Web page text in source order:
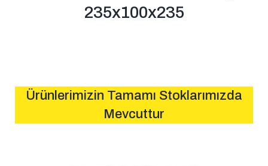
235x100x235
Ürünlerimizin Tamamı Stoklarımızda
Mevcuttur